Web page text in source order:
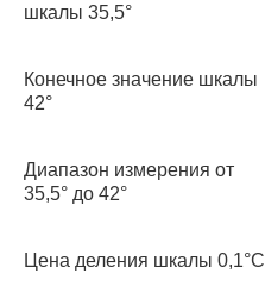
шкалы 35,5°
Конечное значение шкалы
42°
Диапазон измерения от
35,5° до 42°
Цена деления шкалы 0,1°С